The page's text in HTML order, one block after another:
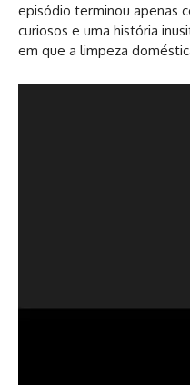
episódio terminou apenas
curiosos e uma história
em que a limpeza